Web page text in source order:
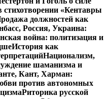
стихотворении «Кентавры
должностей как
Россия, Украина:
война: политизация и
История как
Национализм,
шаманизма и
Кант, Харман:
против автономных
Риторика русской